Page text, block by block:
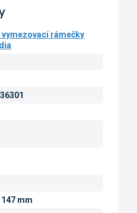
vymezovací rámečky
147 mm